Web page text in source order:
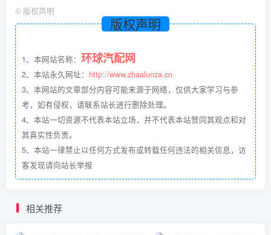
© 版权声明
版权声明
1、本网站名称： 环球汽配网
2、本站永久网址： http://www.zhaalunza.cn
3、本网站的文章部分内容可能来源于网络，仅供大家学习与参
考，如有侵权，请联系站长进行删除处理。
4、本站一切资源不代表本站立场，并不代表本站赞同其观点和对
其真实性负责。
5、本站一律禁止以任何方式发布或转载任何违法的相关信息，访
客发现请向站长举报
相关推荐